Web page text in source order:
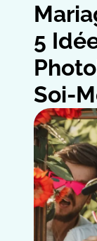
5
Soi-